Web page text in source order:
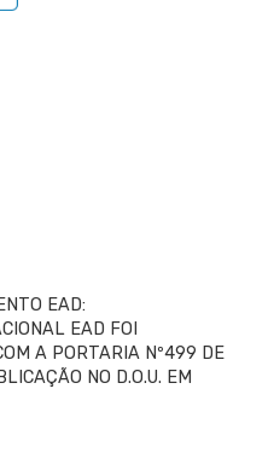
EAD:
EAD FOI
A PORTARIA Nº499 DE
NO D.O.U. EM